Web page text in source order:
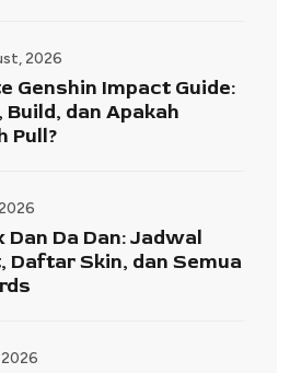
2026
Genshin Impact Guide:
Build, dan Apakah
Pull?
Dan Da Dan: Jadwal
Daftar Skin, dan Semua